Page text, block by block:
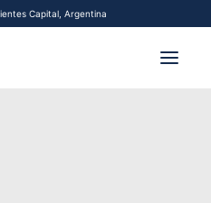
Capital, Argentina